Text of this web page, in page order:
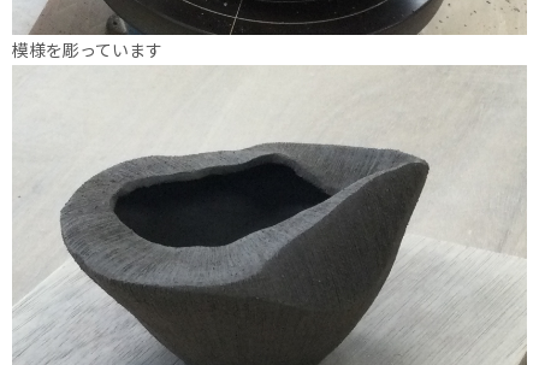
模様を彫っています